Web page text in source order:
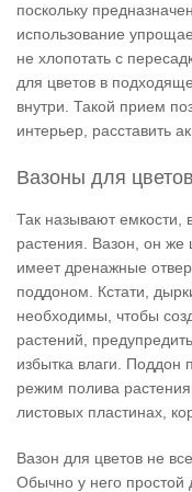
поскольку
использование
не хлопотать с
для цветов в
внутри. Такой прием
интерьер, расставить
Вазоны для цветов
Так называют емкости,
растения. Вазон, он же
имеет дренажные
поддоном. Кстати,
необходимы, чтобы
растений,
избытка влаги. Поддон
режим полива
листовых пластинах,
Вазон для цветов не
Обычно у него простой